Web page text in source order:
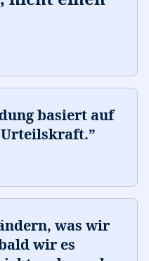
basiert auf
Urteilskraft.”
was wir
wir es